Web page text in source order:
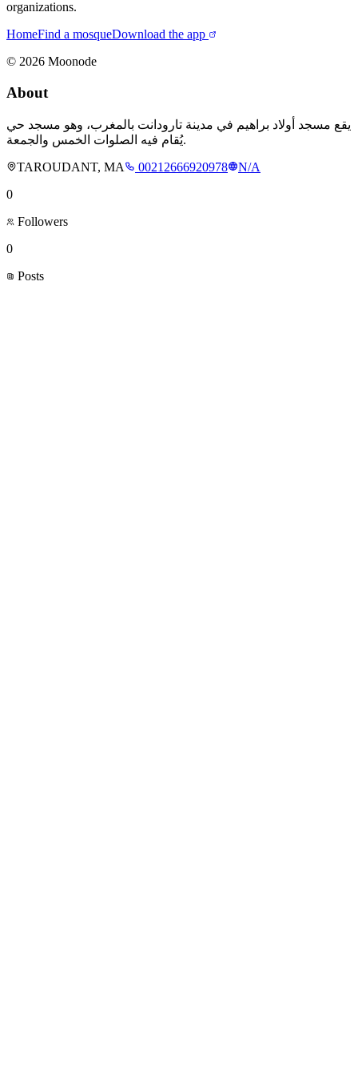
organizations.
HomeFind a mosqueDownload the app
© 2026 Moonode
About
يقع مسجد أولاد براهيم في مدينة تارودانت بالمغرب، وهو مسجد حي
يُقام فيه الصلوات الخمس والجمعة.
TAROUDANT, MA
00212666920978
N/A
0
Followers
0
Posts